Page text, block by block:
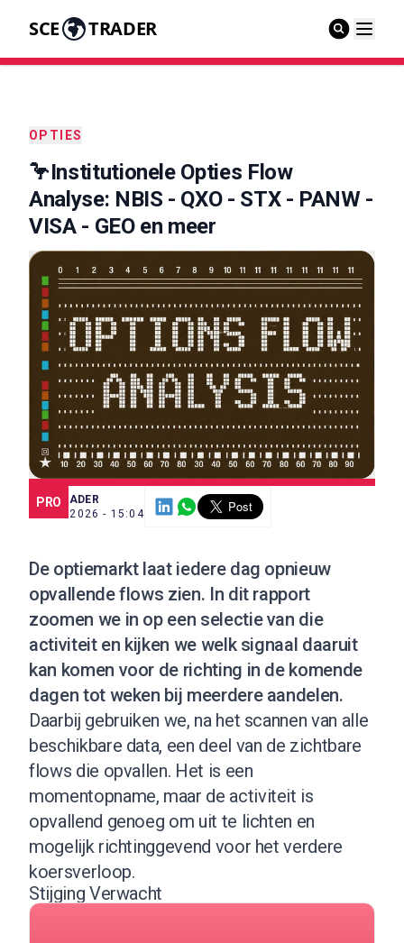
SCE TRADER
OPTIES
🦩Institutionele Opties Flow
Analyse: NBIS - QXO - STX - PANW -
VISA - GEO en meer
PRO
SCE TRADER
7 JUL. 2026 - 15:04
De optiemarkt laat iedere dag opnieuw
opvallende flows zien. In dit rapport
zoomen we in op een selectie van die
activiteit en kijken we welk signaal daaruit
kan komen voor de richting in de komende
dagen tot weken bij meerdere aandelen.
Daarbij gebruiken we, na het scannen van alle
beschikbare data, een deel van de zichtbare
flows die opvallen. Het is een
momentopname, maar de activiteit is
opvallend genoeg om uit te lichten en
mogelijk richtinggevend voor het verdere
koersverloop.
Stijging Verwacht